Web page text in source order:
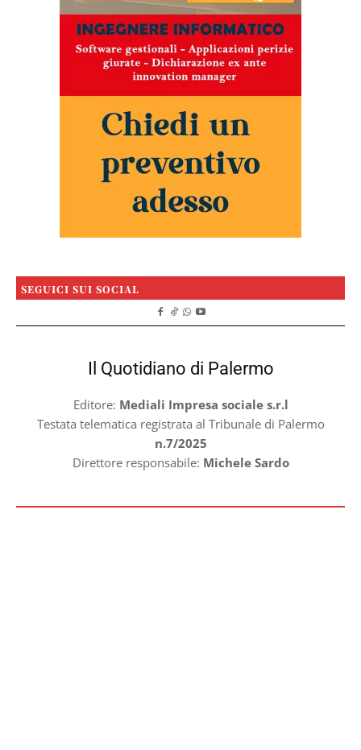
SEGUICI SUI SOCIAL
Il Quotidiano di Palermo
Editore: Mediali Impresa sociale s.r.l
Testata telematica registrata al Tribunale di Palermo
n.7/2025
Direttore responsabile: Michele Sardo